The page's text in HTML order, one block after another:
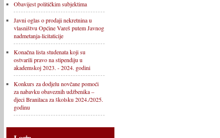
Obavijest političkim subjektima
Javni oglas o prodaji nekretnina u
vlasništvu Općine Vareš putem Javnog
nadmetanja-licitaticije
Konačna lista studenata koji su
ostvarili pravo na stipendiju u
akademskoj 2023. - 2024. godini
Konkurs za dodjelu novčane pomoći
za nabavku obaveznih udžbenika –
djeci Branilaca za školsku 2024./2025.
godinu